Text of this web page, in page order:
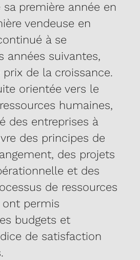
première année en
vendeuse en
à se
années suivantes,
de la croissance.
orientée vers le
humaines,
des entreprises à
des principes de
des projets
et des
de ressources
ont permis
budgets et
de satisfaction